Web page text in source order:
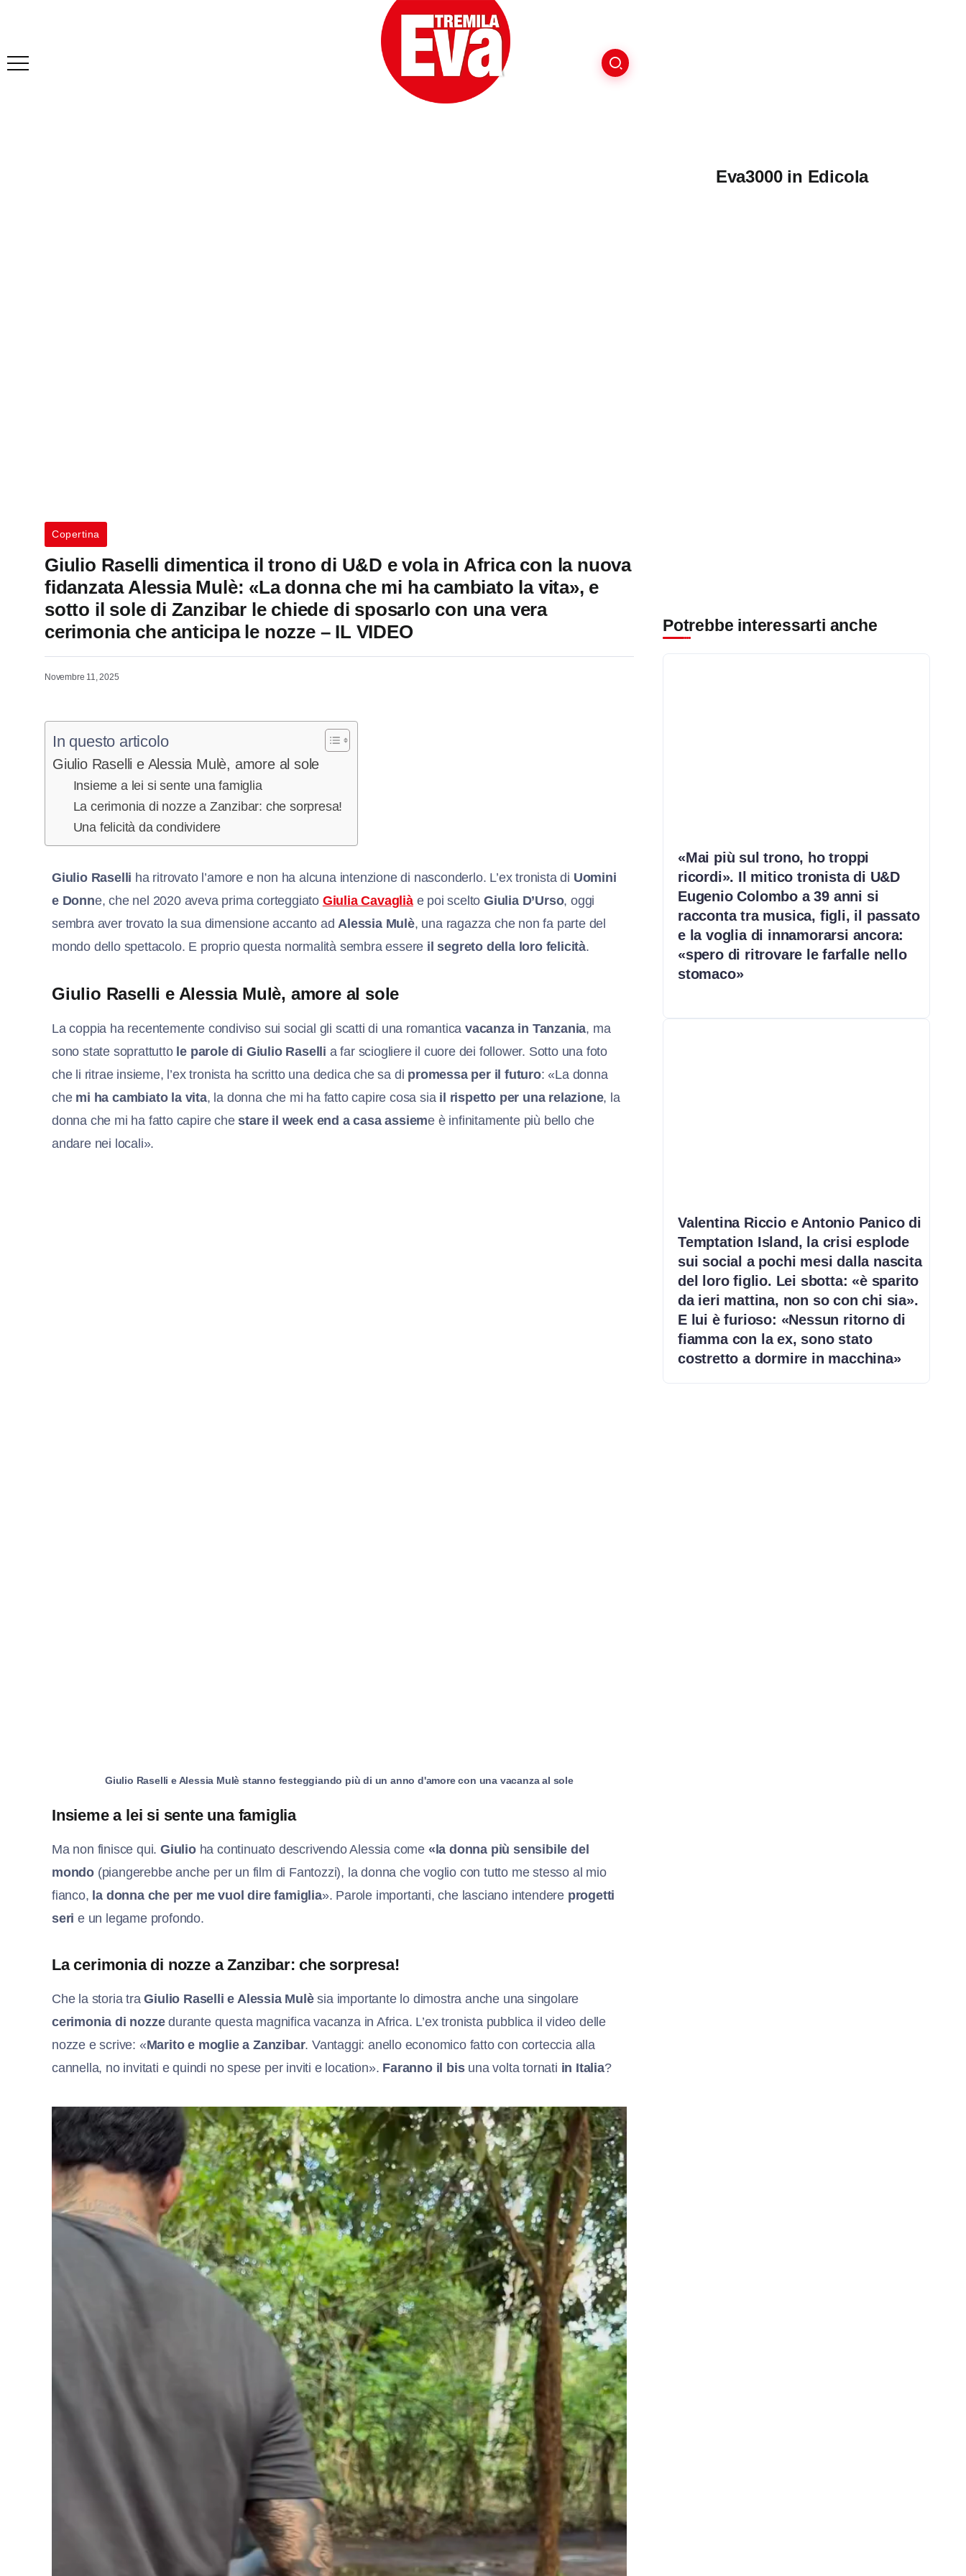
Copertina
Giulio Raselli dimentica il trono di U&D e vola in Africa con la nuova
fidanzata Alessia Mulè: «La donna che mi ha cambiato la vita», e
sotto il sole di Zanzibar le chiede di sposarlo con una vera
cerimonia che anticipa le nozze – IL VIDEO
Novembre 11, 2025
In questo articolo
Giulio Raselli e Alessia Mulè, amore al sole
Insieme a lei si sente una famiglia
La cerimonia di nozze a Zanzibar: che sorpresa!
Una felicità da condividere
Giulio Raselli ha ritrovato l’amore e non ha alcuna intenzione di nasconderlo. L’ex tronista di Uomini
e Donne, che nel 2020 aveva prima corteggiato Giulia Cavagliàe poi sceltoGiulia D’Urso, oggi
sembra aver trovato la sua dimensione accanto ad Alessia Mulè, una ragazza che non fa parte del
mondo dello spettacolo. E proprio questa normalità sembra essere il segreto della loro felicità.
Giulio Raselli e Alessia Mulè, amore al sole
La coppia ha recentemente condiviso sui social gli scatti di una romantica vacanza in Tanzania, ma
sono state soprattutto le parole di Giulio Raselli a far sciogliere il cuore dei follower. Sotto una foto
che li ritrae insieme, l’ex tronista ha scritto una dedica che sa di promessa per il futuro: «La donna
che mi ha cambiato la vita, la donna che mi ha fatto capire cosa sia il rispetto per una relazione, la
donna che mi ha fatto capire chestare il week end a casa assieme è infinitamente più bello che
andare nei locali».
Giulio Raselli e Alessia Mulè stanno festeggiando più di un anno d'amore con una vacanza al sole
Insieme a lei si sente una famiglia
Ma non finisce qui. Giulioha continuato descrivendo Alessia come «la donna più sensibile del
mondo (piangerebbe anche per un film di Fantozzi), la donna che voglio con tutto me stesso al mio
fianco, la donna che per me vuol dire famiglia». Parole importanti, che lasciano intendere progetti
seri e un legame profondo.
La cerimonia di nozze a Zanzibar: che sorpresa!
Che la storia traGiulio Raselli e Alessia Mulèsia importante lo dimostra anche una singolare
cerimonia di nozzedurante questa magnifica vacanza in Africa. L’ex tronista pubblica il video delle
nozze e scrive: «Marito e moglie a Zanzibar. Vantaggi: anello economico fatto con corteccia alla
cannella, no invitati e quindi no spese per inviti e location». Faranno il bisuna volta tornati in Italia?
Eva3000 in Edicola
Potrebbe interessarti anche
«Mai più sul trono, ho troppi
ricordi». Il mitico tronista di U&D
Eugenio Colombo a 39 anni si
racconta tra musica, figli, il passato
e la voglia di innamorarsi ancora:
«spero di ritrovare le farfalle nello
stomaco»
Valentina Riccio e Antonio Panico di
Temptation Island, la crisi esplode
sui social a pochi mesi dalla nascita
del loro figlio. Lei sbotta: «è sparito
da ieri mattina, non so con chi sia».
E lui è furioso: «Nessun ritorno di
fiamma con la ex, sono stato
costretto a dormire in macchina»